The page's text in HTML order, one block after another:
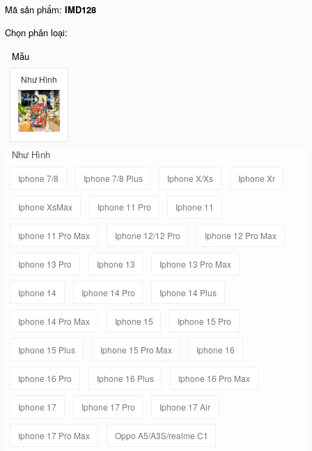
Mã sản phẩm:IMD128
Chọn phân loại:
Mẫu
Như Hình
Như Hình
Iphone 7/8 Iphone 7/8 Plus Iphone X/Xs Iphone Xr
Iphone XsMax Iphone 11 Pro Iphone 11
Iphone 11 Pro Max Iphone 12/12 Pro Iphone 12 Pro Max
Iphone 13 Pro Iphone 13 Iphone 13 Pro Max
Iphone 14 Iphone 14 Pro Iphone 14 Plus
Iphone 14 Pro Max Iphone 15 Iphone 15 Pro
Iphone 15 Plus Iphone 15 Pro Max Iphone 16
Iphone 16 Pro Iphone 16 Plus Iphone 16 Pro Max
Iphone 17 Iphone 17 Pro Iphone 17 Air
Iphone 17 Pro Max Oppo A5/A3S/realme C1